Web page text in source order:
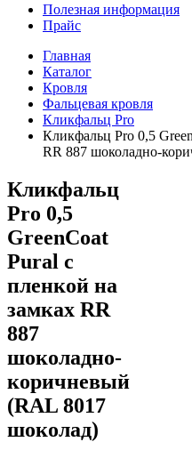
Полезная информация
Прайс
Главная
Каталог
Кровля
Фальцевая кровля
Кликфальц Pro
Кликфальц Pro 0,5
RR 887 шоколадно-
Кликфальц
Pro 0,5
GreenСoat
Pural с
пленкой на
замках RR
887
шоколадно-
коричневый
(RAL 8017
шоколад)